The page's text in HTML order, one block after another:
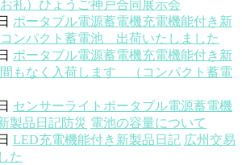
お礼）ひょうご神戸合同展示会
ポータブル電源蓄電機充電機能付き 新
コンパクト蓄電池 出荷いたしました
ポータブル電源蓄電機充電機能付き 新
間もなく入荷します （コンパクト蓄電
センサーライト ポータブル電源蓄電機
製品 日記防災 電池の容量について
LED充電機能付き 新製品 日記 広州交易
た